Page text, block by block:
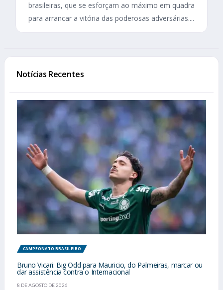
brasileiras, que se esforçam ao máximo em quadra
para arrancar a vitória das poderosas adversárias....
Notícias Recentes
CAMPEONATO BRASILEIRO
Bruno Vicari: Big Odd para Mauricio, do Palmeiras, marcar ou
dar assistência contra o Internacional
8 DE AGOSTO DE 2026